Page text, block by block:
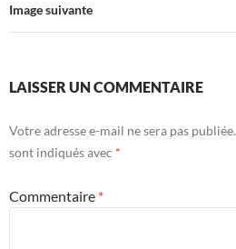
Image suivante
LAISSER UN COMMENTAIRE
Votre adresse e-mail ne sera pas publiée.
sont indiqués avec *
Commentaire *